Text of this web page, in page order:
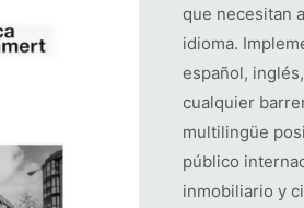
que necesitan
idioma.
español,
cualquier
multilingüe
público
inmobiliario y